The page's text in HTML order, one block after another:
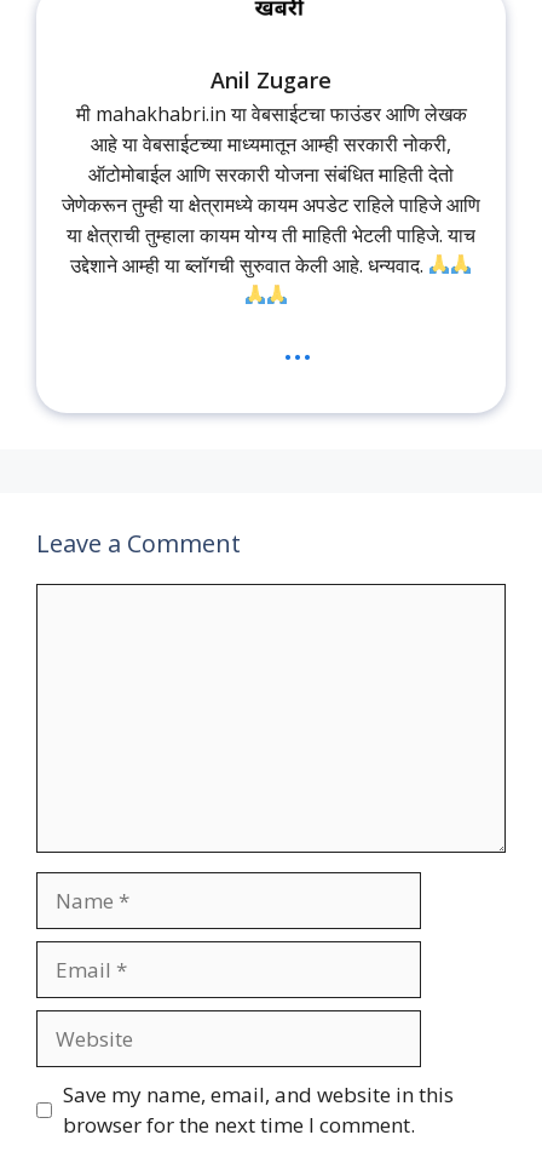
Anil Zugare
मी mahakhabri.in या वेबसाईटचा फाउंडर आणि लेखक
आहे या वेबसाईटच्या माध्यमातून आम्ही सरकारी नोकरी,
ऑटोमोबाईल आणि सरकारी योजना संबंधित माहिती देतो
जेणेकरून तुम्ही या क्षेत्रामध्ये कायम अपडेट राहिले पाहिजे आणि
या क्षेत्राची तुम्हाला कायम योग्य ती माहिती भेटली पाहिजे. याच
उद्देशाने आम्ही या ब्लॉगची सुरुवात केली आहे. धन्यवाद.
...
Leave a Comment
Save my name, email, and website in this
browser for the next time I comment.